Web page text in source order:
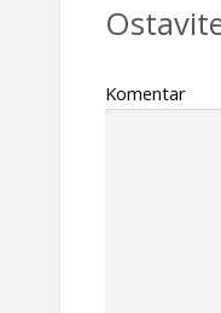
Komentar